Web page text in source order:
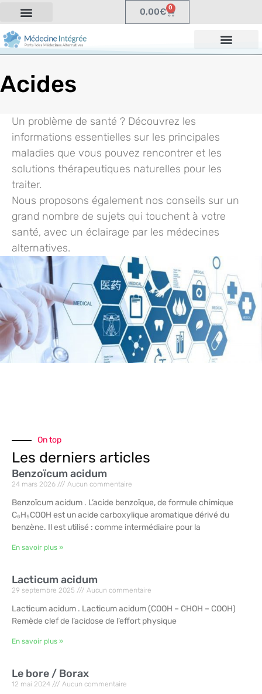
0,00€ 0
Acides
Un problème de santé ? Découvrez les
informations essentielles sur les principales
maladies que vous pouvez rencontrer et les
solutions thérapeutiques naturelles pour les
traiter.
Nous proposons également nos conseils sur un
grand nombre de sujets qui touchent à votre
santé, avec un éclairage par les médecines
alternatives.
On top
Les derniers articles
Benzoïcum acidum
24 mars 2026 Aucun commentaire
Benzoïcum acidum . L’acide benzoïque, de formule chimique
C₆H₅COOH est un acide carboxylique aromatique dérivé du
benzène. Il est utilisé : comme intermédiaire pour la
En savoir plus »
Lacticum acidum
29 septembre 2025 Aucun commentaire
Lacticum acidum . Lacticum acidum (COOH – CHOH – COOH)
Remède clef de l’acidose de l’effort physique
En savoir plus »
Le bore / Borax
12 mai 2024 Aucun commentaire